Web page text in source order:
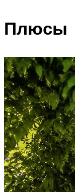
Плюсы